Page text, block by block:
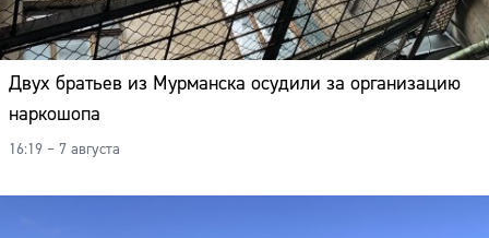
Двух братьев из Мурманска осудили за организацию
наркошопа
16:19 – 7 августа